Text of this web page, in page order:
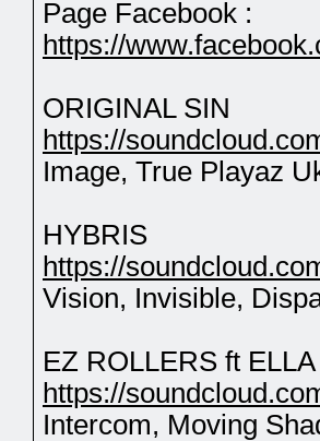
Page Facebook :
https://
ORIGINAL SIN
https://
Image, True Playaz
HYBRIS
https://
Vision, Invisible,
EZ ROLLERS ft
https://
Intercom, Moving